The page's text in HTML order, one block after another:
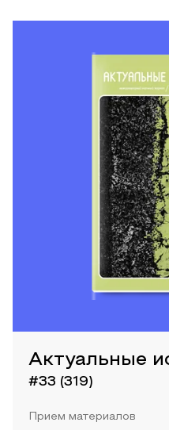
Актуальные
#33 (319)
Прием материалов